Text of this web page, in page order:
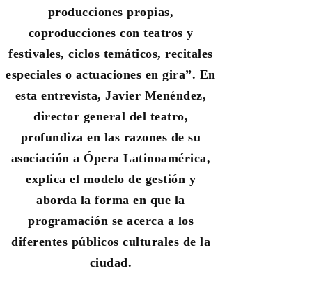
producciones propias,
coproducciones con teatros y
festivales, ciclos temáticos, recitales
especiales o actuaciones en gira”. En
esta entrevista, Javier Menéndez,
director general del teatro,
profundiza en las razones de su
asociación a Ópera Latinoamérica,
explica el modelo de gestión y
aborda la forma en que la
programación se acerca a los
diferentes públicos culturales de la
ciudad.